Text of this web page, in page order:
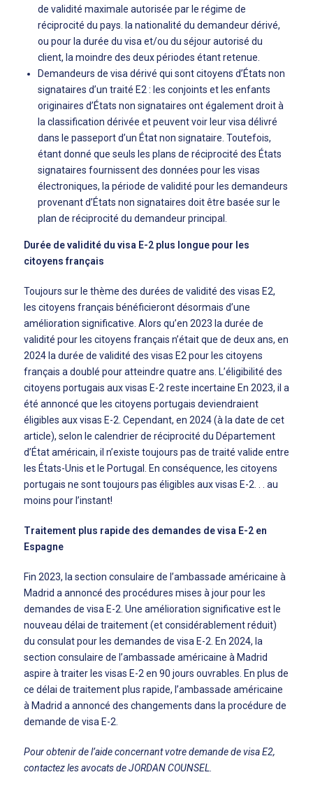
de validité maximale autorisée par le régime de
réciprocité du pays. la nationalité du demandeur dérivé,
ou pour la durée du visa et/ou du séjour autorisé du
client, la moindre des deux périodes étant retenue.
Demandeurs de visa dérivé qui sont citoyens d’États non
signataires d’un traité E2 : les conjoints et les enfants
originaires d’États non signataires ont également droit à
la classification dérivée et peuvent voir leur visa délivré
dans le passeport d’un État non signataire. Toutefois,
étant donné que seuls les plans de réciprocité des États
signataires fournissent des données pour les visas
électroniques, la période de validité pour les demandeurs
provenant d’États non signataires doit être basée sur le
plan de réciprocité du demandeur principal.
Durée de validité du visa E-2 plus longue pour les
citoyens français
Toujours sur le thème des durées de validité des visas E2,
les citoyens français bénéficieront désormais d’une
amélioration significative. Alors qu’en 2023 la durée de
validité pour les citoyens français n’était que de deux ans, en
2024 la durée de validité des visas E2 pour les citoyens
français a doublé pour atteindre quatre ans. L’éligibilité des
citoyens portugais aux visas E-2 reste incertaine En 2023, il a
été annoncé que les citoyens portugais deviendraient
éligibles aux visas E-2. Cependant, en 2024 (à la date de cet
article), selon le calendrier de réciprocité du Département
d’État américain, il n’existe toujours pas de traité valide entre
les États-Unis et le Portugal. En conséquence, les citoyens
portugais ne sont toujours pas éligibles aux visas E-2. . . au
moins pour l’instant!
Traitement plus rapide des demandes de visa E-2 en
Espagne
Fin 2023, la section consulaire de l’ambassade américaine à
Madrid a annoncé des procédures mises à jour pour les
demandes de visa E-2. Une amélioration significative est le
nouveau délai de traitement (et considérablement réduit)
du consulat pour les demandes de visa E-2. En 2024, la
section consulaire de l’ambassade américaine à Madrid
aspire à traiter les visas E-2 en 90 jours ouvrables. En plus de
ce délai de traitement plus rapide, l’ambassade américaine
à Madrid a annoncé des changements dans la procédure de
demande de visa E-2.
Pour obtenir de l’aide concernant votre demande de visa E2,
contactez les avocats de JORDAN COUNSEL.